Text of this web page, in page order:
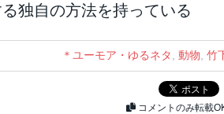
独自の方法を持っている
＊ユーモア・ゆるネタ 動物 竹
コメントのみ転載